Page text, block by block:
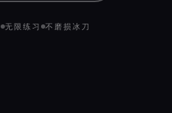
无限练习 不磨损冰刀